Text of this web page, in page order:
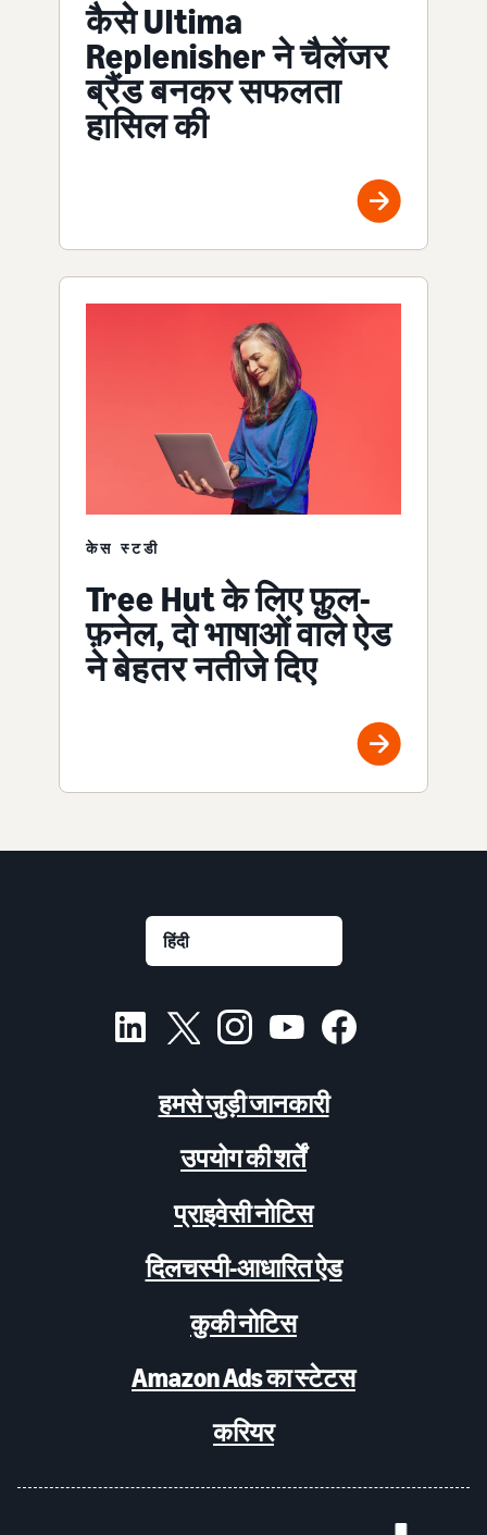
कैसे Ultima
Replenisher ने चैलेंजर
ब्रैंड बनकर सफलता
हासिल की
केस स्टडी
Tree Hut के लिए फ़ुल-
फ़नेल, दो भाषाओं वाले ऐड
ने बेहतर नतीजे दिए
हमसे जुड़ी जानकारी
उपयोग की शर्तें
प्राइवेसी नोटिस
दिलचस्पी-आधारित ऐड
कुकी नोटिस
Amazon Ads का स्टेटस
करियर